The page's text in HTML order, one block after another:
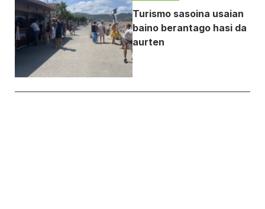
Turismo sasoina usaian
baino berantago hasi da
aurten